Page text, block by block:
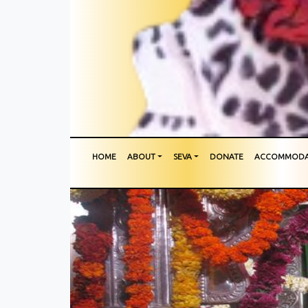
HOME ABOUT SEVA DONATE